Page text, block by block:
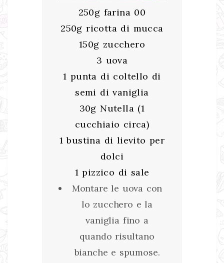
250g farina 00
250g ricotta di mucca
150g zucchero
3 uova
1 punta di coltello di
semi di vaniglia
30g Nutella (1
cucchiaio circa)
1 bustina di lievito per
dolci
1 pizzico di sale
Montare le uova con
lo zucchero e la
vaniglia fino a
quando risultano
bianche e spumose.